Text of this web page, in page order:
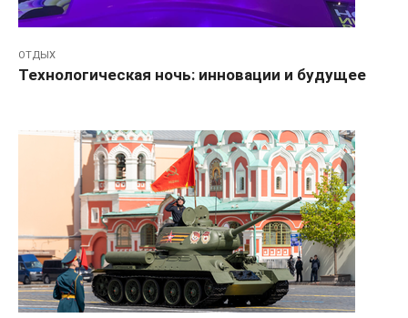
ОТДЫХ
Технологическая ночь: инновации и будущее